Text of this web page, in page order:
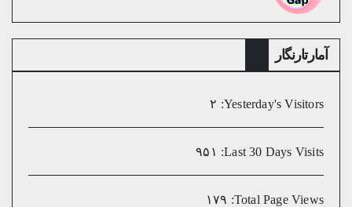
آمارتارنگار
Yesterday's Visitors: ۲
Last 30 Days Visits: ۹۵۱
Total Page Views: ۱۷۹